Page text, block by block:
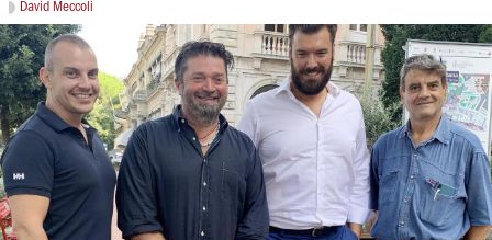
David Meccoli